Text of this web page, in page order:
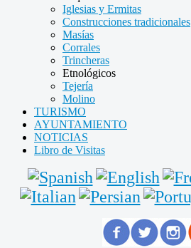
Iglesias y Ermitas
Construcciones tradicionales
Masías
Corrales
Trincheras
Etnológicos
Tejería
Molino
TURISMO
AYUNTAMIENTO
NOTICIAS
Libro de Visitas